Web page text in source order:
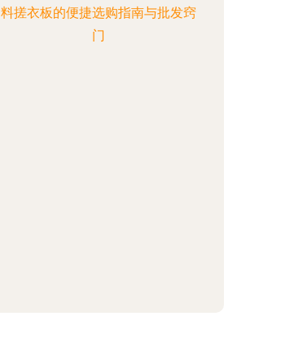
料搓衣板的便捷选购指南与批发窍
门